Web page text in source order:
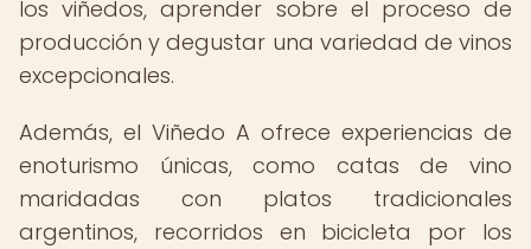
los viñedos, aprender sobre el proceso de
producción y degustar una variedad de vinos
excepcionales.
Además, el Viñedo A ofrece experiencias de
enoturismo únicas, como catas de vino
maridadas con platos tradicionales
argentinos, recorridos en bicicleta por los